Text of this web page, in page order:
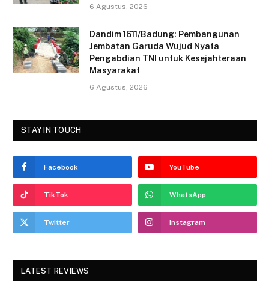
6 Agustus, 2026
Dandim 1611/Badung: Pembangunan
Jembatan Garuda Wujud Nyata
Pengabdian TNI untuk Kesejahteraan
Masyarakat
6 Agustus, 2026
STAY IN TOUCH
Facebook YouTube
TikTok WhatsApp
Twitter Instagram
LATEST REVIEWS